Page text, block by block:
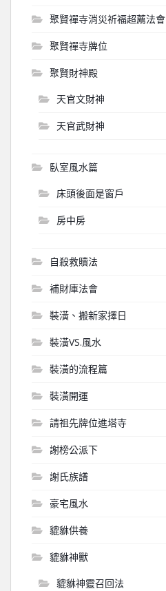
聚賢禪寺消災祈福超薦法會
聚賢禪寺牌位
聚賢財神殿
天官文財神
天官武財神
臥室風水篇
床頭後面是窗戶
房中房
自殺救贖法
補財庫法會
裝潢、搬新家擇日
裝潢VS.風水
裝潢的流程篇
裝潢開運
請祖先牌位進塔寺
謝榜公派下
謝氏族譜
豪宅風水
貔貅供養
貔貅神獸
貔貅神靈召回法